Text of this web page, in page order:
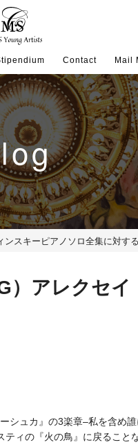
Contact Mail
スキーピアノソロ全集に対する
）アレクセ
ュカ』の3楽章–私を含め
ィの『火の鳥』に戻ること